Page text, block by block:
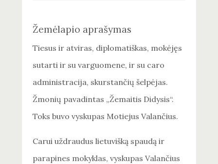
Žemėlapio aprašymas
Tiesus ir atviras, diplomatiškas, mokėjęs
sutarti ir su varguomene, ir su caro
administracija, skurstančių šelpėjas.
Žmonių pavadintas „Žemaitis Didysis“.
Toks buvo vyskupas Motiejus Valančius.
Carui uždraudus lietuvišką spaudą ir
parapines mokyklas, vyskupas Valančius